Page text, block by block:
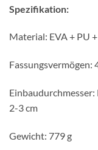
Spezifikation:
Material: EVA + PU
Fassungsvermögen:
2-3 cm
Gewicht: 779 g